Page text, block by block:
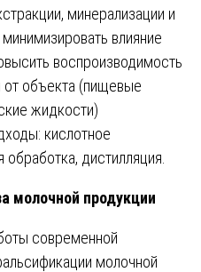
минерализации и
влияние
воспроизводимость
от объекта (пищевые
жидкости)
кислотное
дистилляция.
молочной продукции
современной
молочной